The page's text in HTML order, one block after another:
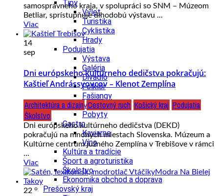
Tipy
Výlet
Turistika
Cyklistika
Hrady
Podujatia
Výstava
Galéria
Divadlo
Folklór
Fašiangy
Ubytovanie
Pobyty
Gastro
Kaviarne
Víno
Kultúra a tradície
Šport a agroturistika
Školstvo
Ekonomika obchod a doprava
Prešovský kraj
samosprávneho kraja, v spolupráci so SNM – Múzeom
Betliar, sprístupňuje dlhodobú výstavu ...
Viac
14
sep
Dni európskeho kultúrneho dedičstva pokračujú:
Kaštieľ Andrássyovcov – Klenot Zemplína
Architektúra a dizajn Cestovný ruch Košický kraj Podujatia
Školstvo
Dni európskeho kultúrneho dedičstva (DEKD)
pokračujú na mnohých miestach Slovenska. Múzeum a
Kultúrne centrum južného Zemplína v Trebišove v rámci
...
Viac
22